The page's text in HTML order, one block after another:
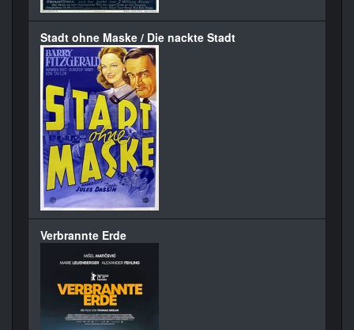
Stadt ohne Maske / Die nackte Stadt
Verbrannte Erde